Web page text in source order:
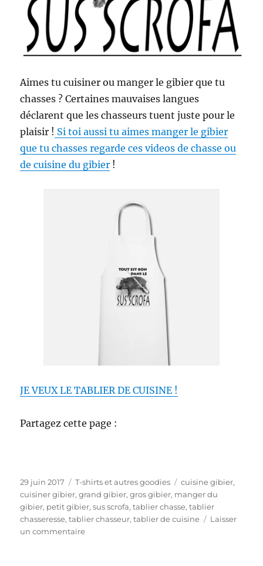
Aimes tu cuisiner ou manger le gibier que tu
chasses ? Certaines mauvaises langues
déclarent que les chasseurs tuent juste pour le
plaisir ! Si toi aussi tu aimes manger le gibier
que tu chasses regarde ces videos de chasse ou
de cuisine du gibier !
JE VEUX LE TABLIER DE CUISINE !
Partagez cette page :
P
u
b
l
i
29 juin 2017
C
a
t
é
g
T-shirts et autres goodies
É
t
i
q
cuisine gibier,
cuisiner gibier,grand gibier,gros gibier, manger du
gibier, petit gibier,sus scrofa,tablier chasse,tablier
chasseresse,tablier chasseur,tablier de cuisine
Laisser
un commentaires